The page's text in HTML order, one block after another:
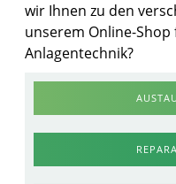
wir Ihnen zu den
unserem Online-
Anlagentechnik?